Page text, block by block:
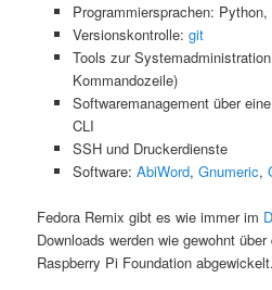
Programmiersprachen:
Versionskontrolle: git
Tools zur
Kommandozeile)
Softwaremanagement über
CLI
SSH und Druckerdienste
Software: AbiWord, Gnumeric,
Fedora Remix gibt es wie immer im
Downloads werden wie gewohnt
Raspberry Pi Foundation abgewickelt.